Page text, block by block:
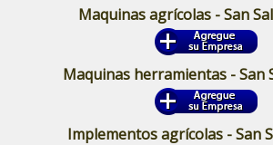
Maquinas agrícolas - San
Maquinas herramientas - San
Implementos agrícolas - San